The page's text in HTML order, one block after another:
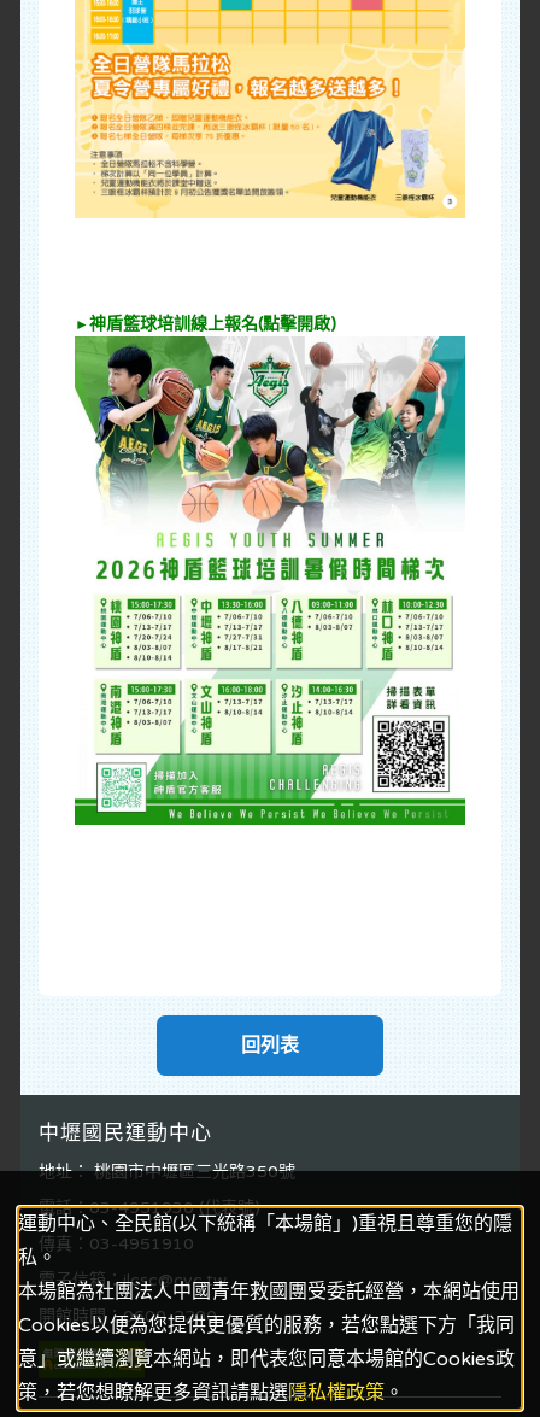
運動中心、全民館(以下統稱「本場館」)重視且尊重您的隱
私。
本場館為社團法人中國青年救國團受委託經營，本網站使用
Cookies以便為您提供更優質的服務，若您點選下方「我同
意」或繼續瀏覽本網站，即代表您同意本場館的Cookies政
策，若您想瞭解更多資訊請點選隱私權政策。
►神盾籃球培訓線上報名(點擊開啟)
回列表
中壢國民運動中心
地址： 桃園市中壢區三光路350號
電話：03-4951930 (代表號)
傳真：03-4951910
電子信箱：jlcsc@cyc.tw
開館時間：0600-2200